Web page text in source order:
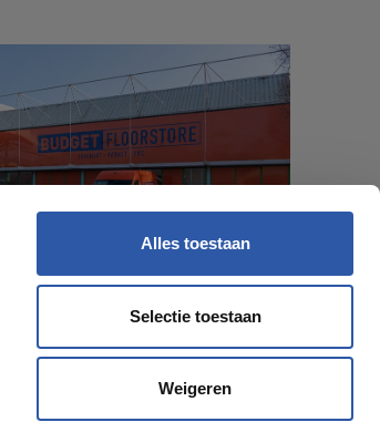
Alles toestaan
Selectie toestaan
Weigeren